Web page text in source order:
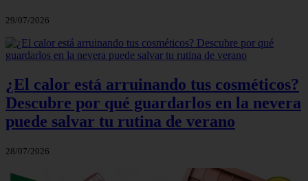
29/07/2026
¿El calor está arruinando tus cosméticos?
Descubre por qué guardarlos en la nevera
puede salvar tu rutina de verano
28/07/2026